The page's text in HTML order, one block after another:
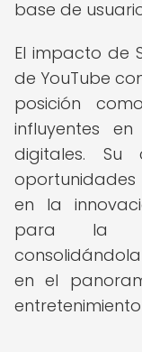
base de
El impacto de
de YouTube
posición
influyentes
digitales. Su
en la
para la
en el